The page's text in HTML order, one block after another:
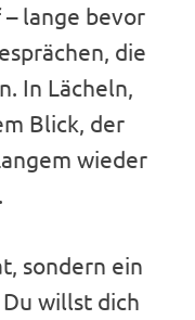
lange bevor
die
In Lächeln,
Blick, der
wieder
sondern ein
willst dich